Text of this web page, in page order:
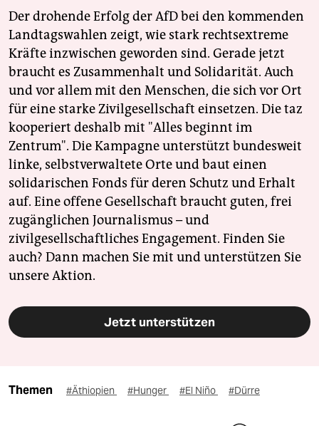
Der drohende Erfolg der AfD bei den kommenden
Landtagswahlen zeigt, wie stark rechtsextreme
Kräfte inzwischen geworden sind. Gerade jetzt
braucht es Zusammenhalt und Solidarität. Auch
und vor allem mit den Menschen, die sich vor Ort
für eine starke Zivilgesellschaft einsetzen. Die taz
kooperiert deshalb mit "Alles beginnt im
Zentrum". Die Kampagne unterstützt bundesweit
linke, selbstverwaltete Orte und baut einen
solidarischen Fonds für deren Schutz und Erhalt
auf. Eine offene Gesellschaft braucht guten, frei
zugänglichen Journalismus – und
zivilgesellschaftliches Engagement. Finden Sie
auch? Dann machen Sie mit und unterstützen Sie
unsere Aktion.
Jetzt unterstützen
Themen #Äthiopien #Hunger #El Niño #Dürre